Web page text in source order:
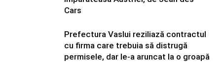
Cars
Prefectura Vaslui reziliază contractul
cu firma care trebuia să distrugă
permisele, dar le-a aruncat la o groapă